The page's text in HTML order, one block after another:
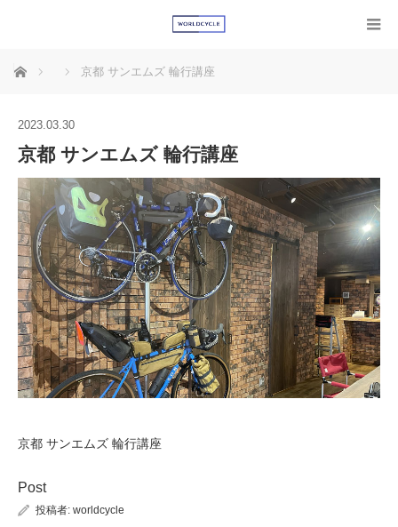
ホーム 京都 サンエムズ 輪行講座
2023.03.30
京都 サンエムズ 輪行講座
京都 サンエムズ 輪行講座
Post
投稿者: worldcycle